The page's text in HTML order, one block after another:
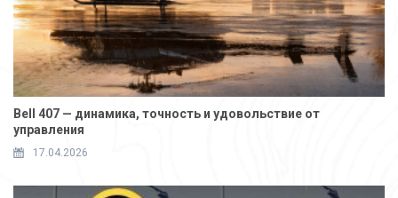
Bell 407 — динамика, точность и удовольствие от
управления
17.04.2026